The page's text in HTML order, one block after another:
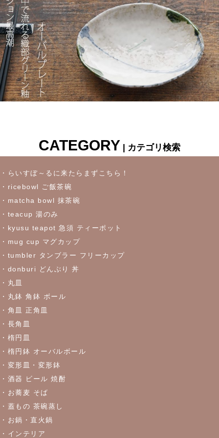
CATEGORY | カテゴリ検索
・らいすぼ～るに来たらまずこちら！
・ricebowl ご飯茶碗
・matcha bowl 抹茶碗
・teacup 湯のみ
・kyusu teapot 急須 ティーポット
・mug cup マグカップ
・tumbler タンブラー フリーカップ
・donburi どんぶり 丼
・丸皿
・丸鉢 角鉢 ボール
・角皿 正角皿
・長角皿
・楕円皿
・楕円鉢 オーバルボール
・変形皿・変形鉢
・酒器 ビール 焼酎
・お蕎麦 そば
・蓋もの 茶碗蒸し
・お鍋・直火鍋
・インテリア